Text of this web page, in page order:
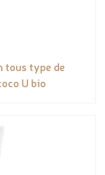
tous type de
U bio